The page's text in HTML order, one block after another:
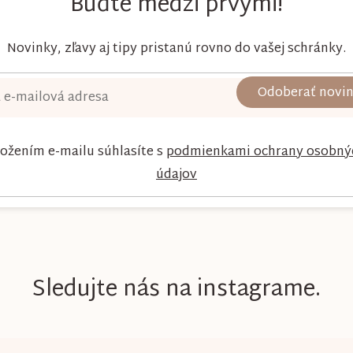
Novinky, zľavy aj tipy pristanú rovno do vašej schránky.
e-mailu súhlasíte s podmienkami ochrany
údajov
Odoberať
Sledujte nás na instagrame.